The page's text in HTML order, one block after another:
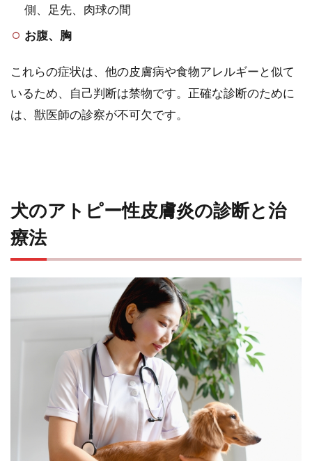
側、足先、肉球の間
お腹、胸
これらの症状は、他の皮膚病や食物アレルギーと似て
いるため、自己判断は禁物です。正確な診断のために
は、獣医師の診察が不可欠です。
犬のアトピー性皮膚炎の診断と治
療法